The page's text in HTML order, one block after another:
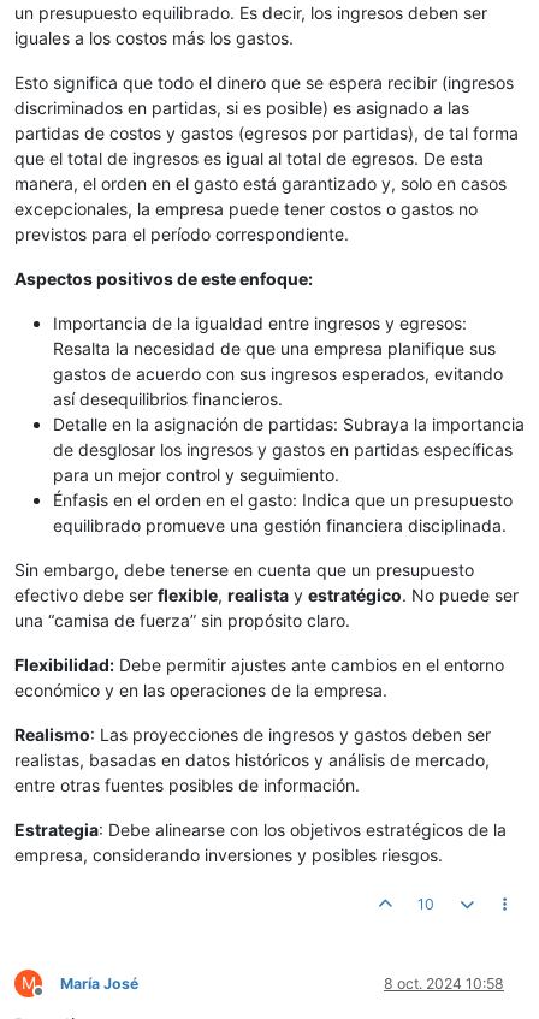
un presupuesto equilibrado. Es decir, los ingresos deben ser
iguales a los costos más los gastos.
Esto significa que todo el dinero que se espera recibir (ingresos
discriminados en partidas, si es posible) es asignado a las
partidas de costos y gastos (egresos por partidas), de tal forma
que el total de ingresos es igual al total de egresos. De esta
manera, el orden en el gasto está garantizado y, solo en casos
excepcionales, la empresa puede tener costos o gastos no
previstos para el período correspondiente.
Aspectos positivos de este enfoque:
Importancia de la igualdad entre ingresos y egresos:
Resalta la necesidad de que una empresa planifique sus
gastos de acuerdo con sus ingresos esperados, evitando
así desequilibrios financieros.
Detalle en la asignación de partidas: Subraya la importancia
de desglosar los ingresos y gastos en partidas específicas
para un mejor control y seguimiento.
Énfasis en el orden en el gasto: Indica que un presupuesto
equilibrado promueve una gestión financiera disciplinada.
Sin embargo, debe tenerse en cuenta que un presupuesto
efectivo debe ser flexible, realista y estratégico. No puede ser
una “camisa de fuerza” sin propósito claro.
Flexibilidad: Debe permitir ajustes ante cambios en el entorno
económico y en las operaciones de la empresa.
Realismo: Las proyecciones de ingresos y gastos deben ser
realistas, basadas en datos históricos y análisis de mercado,
entre otras fuentes posibles de información.
Estrategia: Debe alinearse con los objetivos estratégicos de la
empresa, considerando inversiones y posibles riesgos.
10
M
Desconectado
María José 8 oct. 2024 10:58